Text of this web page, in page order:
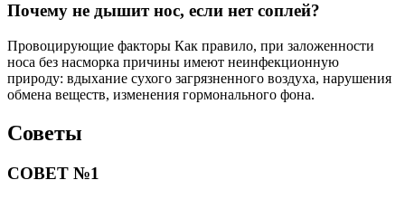
Почему не дышит нос, если нет соплей?
Провоцирующие факторы Как правило, при заложенности
носа без насморка причины имеют неинфекционную
природу: вдыхание сухого загрязненного воздуха, нарушения
обмена веществ, изменения гормонального фона.
Советы
СОВЕТ №1